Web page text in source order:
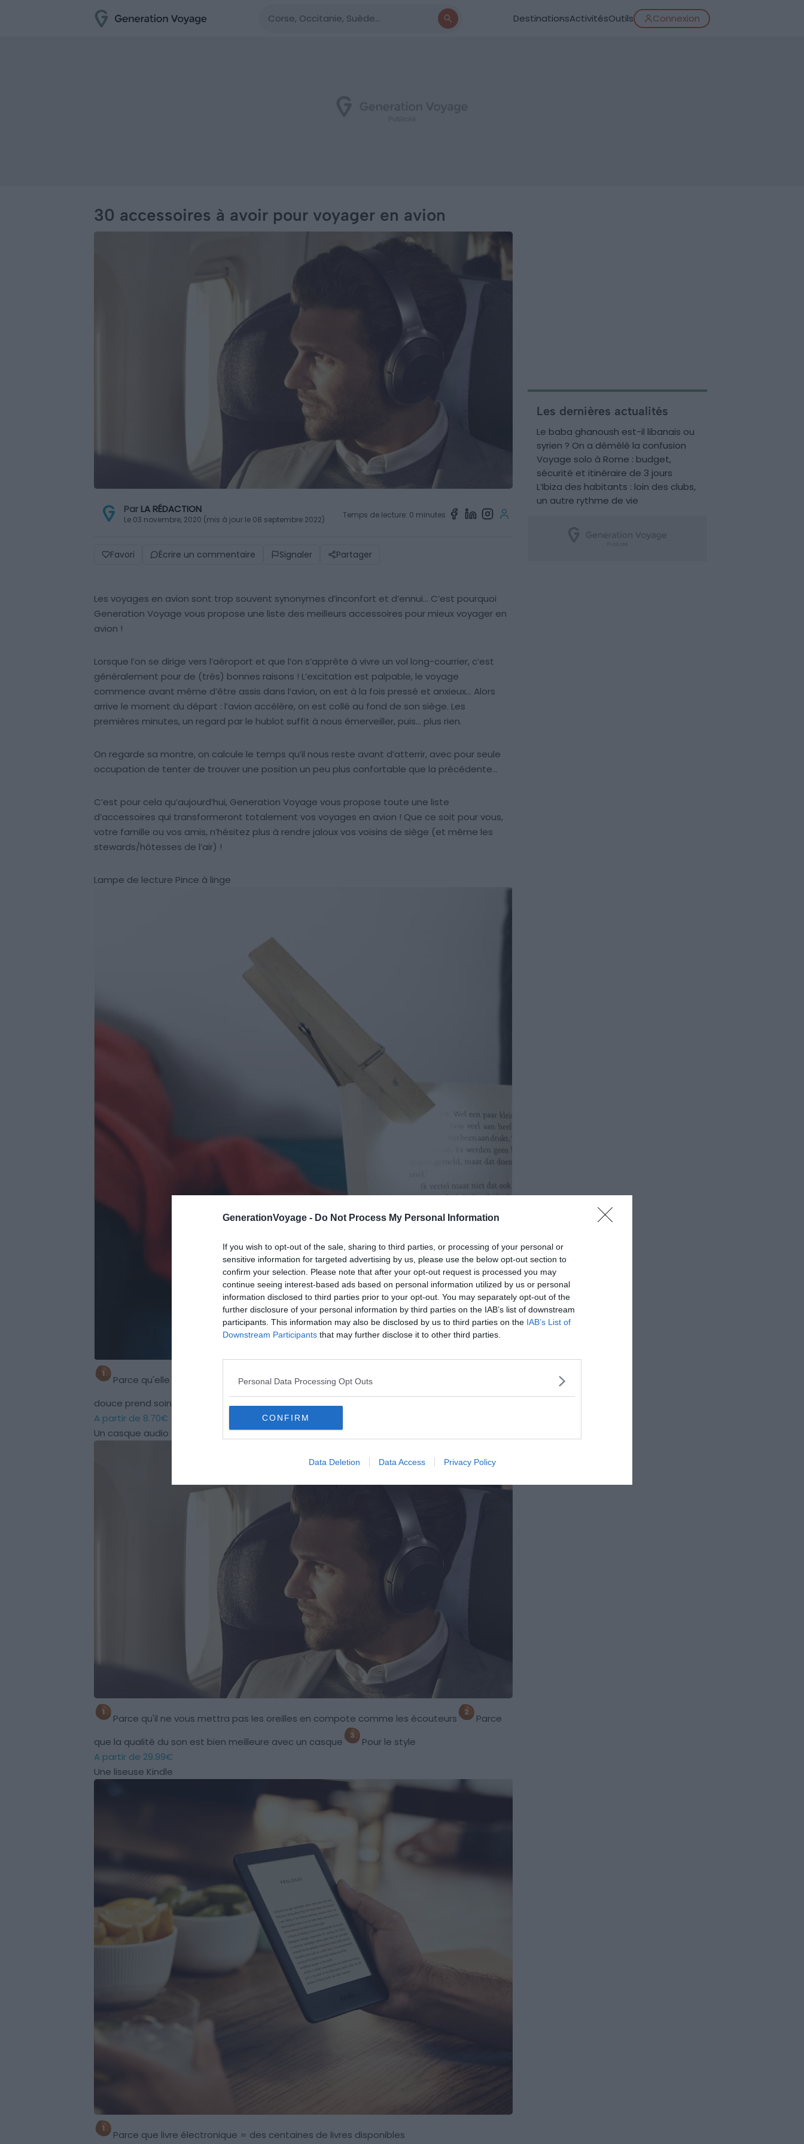
GenerationVoyage - Do Not Process My Personal Information
If you wish to opt-out of the sale, sharing to third parties, or processing of your personal or
sensitive information for targeted advertising by us, please use the below opt-out section to
confirm your selection. Please note that after your opt-out request is processed you may
continue seeing interest-based ads based on personal information utilized by us or personal
information disclosed to third parties prior to your opt-out. You may separately opt-out of the
further disclosure of your personal information by third parties on the IAB’s list of downstream
participants. This information may also be disclosed by us to third parties on the IAB’s List of
Downstream Participants that may further disclose it to other third parties.
Personal Data Processing Opt Outs
CONFIRM
Data Deletion Data Access Privacy Policy
DestinationsActivitésOutils Connexion
30 accessoires à avoir pour voyager en avion
Par LA RÉDACTION
Le 03 novembre, 2020 (mis à jour le 08 septembre 2022) Temps de lecture: 0 minutes
Favori Écrire un commentaire Signaler Partager
Les voyages en avion sont trop souvent synonymes d’inconfort et d’ennui… C’est pourquoi
Generation Voyage vous propose une liste des meilleurs accessoires pour mieux voyager en
avion !
Lorsque l’on se dirige vers l’aéroport et que l’on s’apprête à vivre un vol long-courrier, c’est
généralement pour de (très) bonnes raisons ! L’excitation est palpable, le voyage
commence avant même d’être assis dans l’avion, on est à la fois pressé et anxieux… Alors
arrive le moment du départ : l’avion accélère, on est collé au fond de son siège. Les
premières minutes, un regard par le hublot suffit à nous émerveiller, puis… plus rien.
On regarde sa montre, on calcule le temps qu’il nous reste avant d’atterrir, avec pour seule
occupation de tenter de trouver une position un peu plus confortable que la précédente…
C’est pour cela qu’aujourd’hui, Generation Voyage vous propose toute une liste
d’accessoires qui transformeront totalement vos voyages en avion ! Que ce soit pour vous,
votre famille ou vos amis, n’hésitez plus à rendre jaloux vos voisins de siège (et même les
stewards/hôtesses de l’air) !
Lampe de lecture Pince à linge
Parce qu'elle nous évite les foudre de nos voisins de siège !
douce prend soin de vos yeux
Pour son rapport utilité/prix
A partir de 8.70€
Un casque audio
Parce qu'il ne vous mettra pas les oreilles en compote comme les écouteurs
Parce
que la qualité du son est bien meilleure avec un casque
Pour le style
A partir de 29.99€
Une liseuse Kindle
Parce que livre électronique = des centaines de livres disponibles
Les dernières actualités
Le baba ghanoush est-il libanais ou
syrien ? On a démêlé la confusion
Voyage solo à Rome : budget,
sécurité et itinéraire de 3 jours
L’Ibiza des habitants : loin des clubs,
un autre rythme de vie